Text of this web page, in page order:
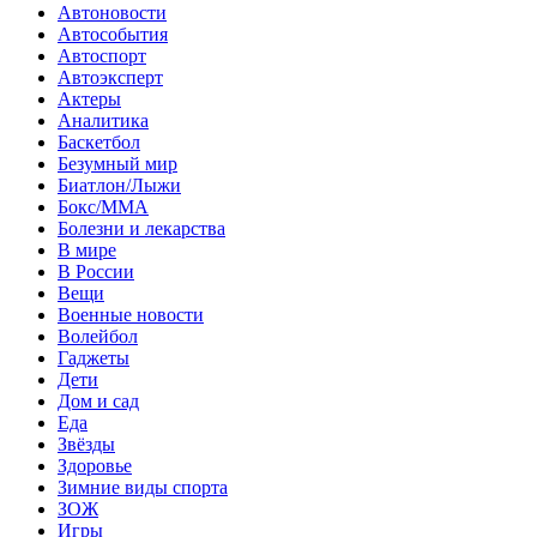
Автоновости
Автособытия
Автоспорт
Автоэксперт
Актеры
Аналитика
Баскетбол
Безумный мир
Биатлон/Лыжи
Бокс/MMA
Болезни и лекарства
В мире
В России
Вещи
Военные новости
Волейбол
Гаджеты
Дети
Дом и сад
Еда
Звёзды
Здоровье
Зимние виды спорта
ЗОЖ
Игры